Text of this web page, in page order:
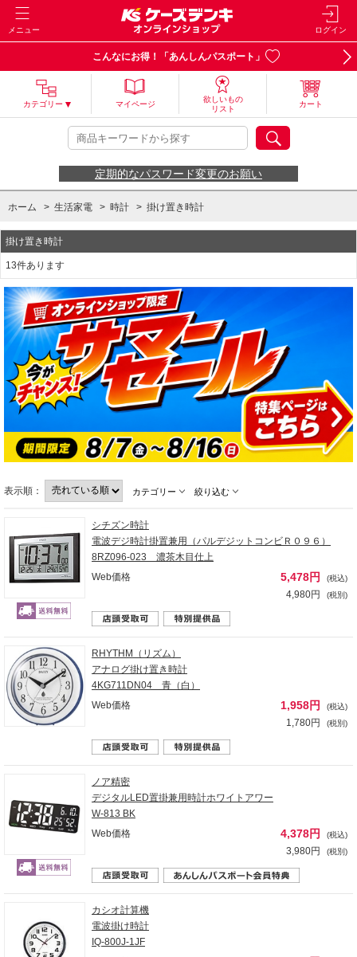
メニュー ログイン
こんなにお得！「あんしんパスポート」
カテゴリー マイページ
欲しいもの
リスト
カート
定期的なパスワード変更のお願い
ホーム > 生活家電 > 時計 > 掛け置き時計
掛け置き時計
13件あります
表示順： カテゴリー 絞り込む
シチズン時計
電波デジ時計掛置兼用（パルデジットコンビＲ０９６）
8RZ096-023 濃茶木目仕上
Web価格
5,478円 (税込)
4,980円 (税別)
RHYTHM（リズム）
アナログ掛け置き時計
4KG711DN04 青（白）
Web価格
1,958円 (税込)
1,780円 (税別)
ノア精密
デジタルLED置掛兼用時計ホワイトアワー
W-813 BK
Web価格
4,378円 (税込)
3,980円 (税別)
カシオ計算機
電波掛け時計
IQ-800J-1JF